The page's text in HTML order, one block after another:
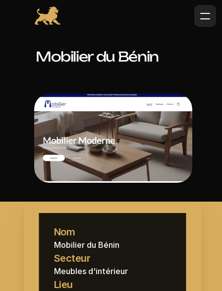
Mobilier du Bénin
Nom
Mobilier du Bénin
Secteur
Meubles d'intérieur
Lieu